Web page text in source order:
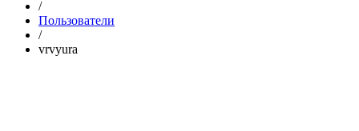
/
Пользователи
/
vrvyura